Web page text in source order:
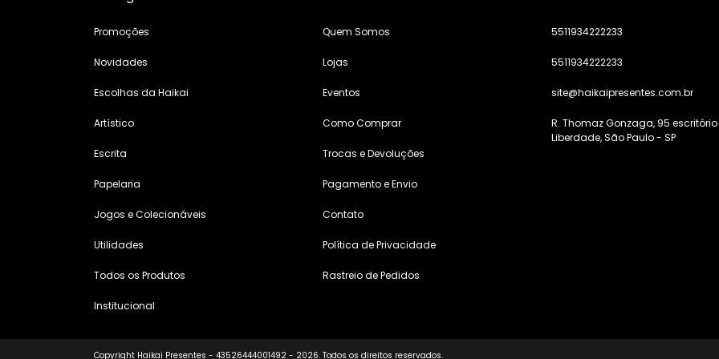
Promoções
Novidades
Escolhas da Haikai
Artístico
Escrita
Papelaria
Jogos e Colecionáveis
Utilidades
Todos os Produtos
Institucional
Quem Somos
Lojas
Eventos
Como Comprar
Trocas e Devoluções
Pagamento e Envio
Contato
Política de Privacidade
Rastreio de Pedidos
5511934222233
5511934222233
site@haikaipresentes.com.br
R. Thomaz Gonzaga, 95
Liberdade, São Paulo - SP
Copyright Haikai Presentes - 43526444001492 - 2026. Todos os direitos reservados.